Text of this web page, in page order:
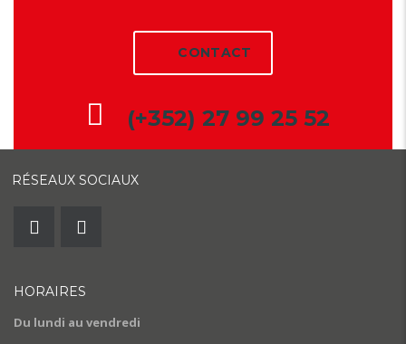
CONTACT
(+352) 27 99 25 52
RÉSEAUX SOCIAUX
HORAIRES
Du lundi au vendredi